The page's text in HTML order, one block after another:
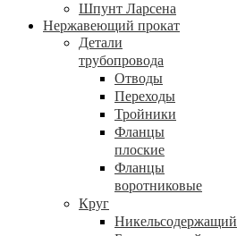
Шпунт Ларсена
Нержавеющий прокат
Детали
трубопровода
Отводы
Переходы
Тройники
Фланцы
плоские
Фланцы
воротниковые
Круг
Никельсодержащий